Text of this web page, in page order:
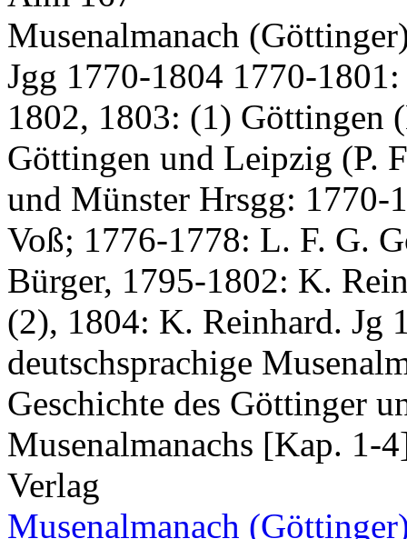
Musenalmanach
Jgg 1770-1804 1770-
1802, 1803: (1) Göttingen
Göttingen und Leipzig (P.
und Münster Hrsgg:
Voß; 1776-1778: L. F. G.
Bürger, 1795-1802: K.
(2), 1804: K. Reinhard. Jg
deutschsprachige
Geschichte des Göttinger
Musenalmanachs [Kap. 1-
Verlag
Musenalmanach